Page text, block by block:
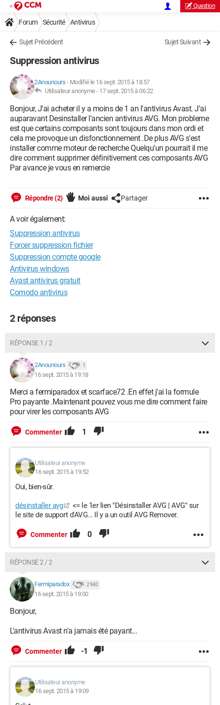
Question
Forum Sécurité Antivirus
Sujet Précédent Sujet Suivant
Suppression antivirus
2Anounours - Modifié le 16 sept. 2015 à 18:57
Utilisateur anonyme - 17 sept. 2015 à 06:22
Bonjour, J'ai acheter il y a moins de 1 an l'antivirus Avast. J'ai
auparavant Desinstaller l'ancien antivirus AVG. Mon probleme
est que certains composants sont toujours dans mon ordi et
cela me provoque un disfonctionnement .De plus AVG s'est
installer comme moteur de recherche Quelqu'un pourrait il me
dire comment supprimer définitivement ces composants AVG
Par avance je vous en remercie
Répondre (2) Moi aussi Partager
A voir également:
Suppression antivirus
Forcer suppression fichier
Suppression compte google
Antivirus windows
Avast antivirus gratuit
Comodo antivirus
2 réponses
RÉPONSE 1 / 2
2Anounours 1
16 sept. 2015 à 19:18
Merci a fermiparadox et scarface72 .En effet j'ai la formule
Pro payante .Maintenant pouvez vous me dire comment faire
pour virer les composants AVG
Commenter 1
Utilisateur anonyme
16 sept. 2015 à 19:52
Oui, bien-sûr.
désinstaller avg
<= le 1er lien "Désinstaller AVG | AVG" sur
le site de support d'AVG... Il y a un outil AVG Remover.
Commenter 0
RÉPONSE 2 / 2
Fermiparadox 2 940
16 sept. 2015 à 19:00
Bonjour,
L'antivirus Avast n'a jamais été payant...
Commenter -1
Utilisateur anonyme
16 sept. 2015 à 19:09